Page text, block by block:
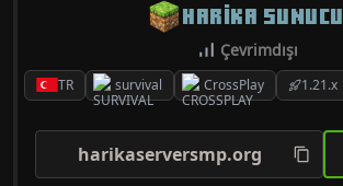
TR survival CrossPlay 1.21.x
HARIKA SUNUCU
Çevrimdışı
harikaserversmp.org